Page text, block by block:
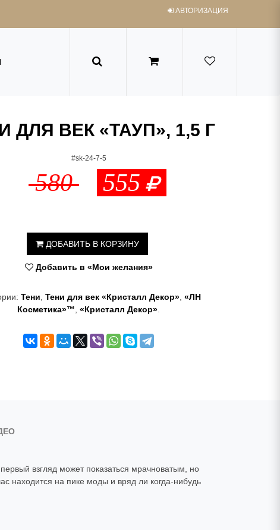
АВТОРИЗАЦИЯ
ДЛЯ ВЕК «ТАУП», 1,5 Г
#sk-24-7-5
580 555
ДОБАВИТЬ В КОРЗИНУ
Добавить в «Мои желания»
Тени Тени для век «Кристалл Декор» «ЛН
Косметика»™ «Кристалл Декор»
взгляд может показаться мрачноватым, но
находится на пике моды и вряд ли когда-нибудь